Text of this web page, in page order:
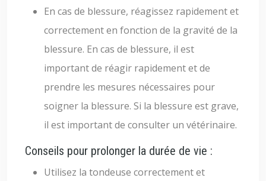
En cas de blessure, réagissez rapidement et
correctement en fonction de la gravité de la
blessure. En cas de blessure, il est
important de réagir rapidement et de
prendre les mesures nécessaires pour
soigner la blessure. Si la blessure est grave,
il est important de consulter un vétérinaire.
Conseils pour prolonger la durée de vie :
Utilisez la tondeuse correctement et